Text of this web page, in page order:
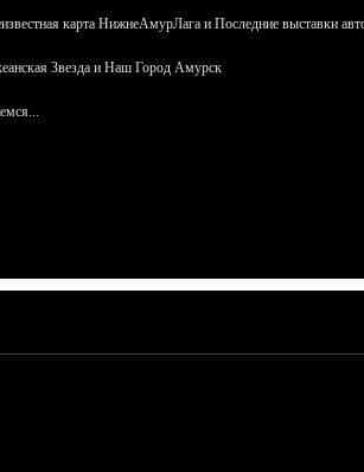
карта НижнеАмурЛага и Последние выставки
Звезда и Наш Город Амурск